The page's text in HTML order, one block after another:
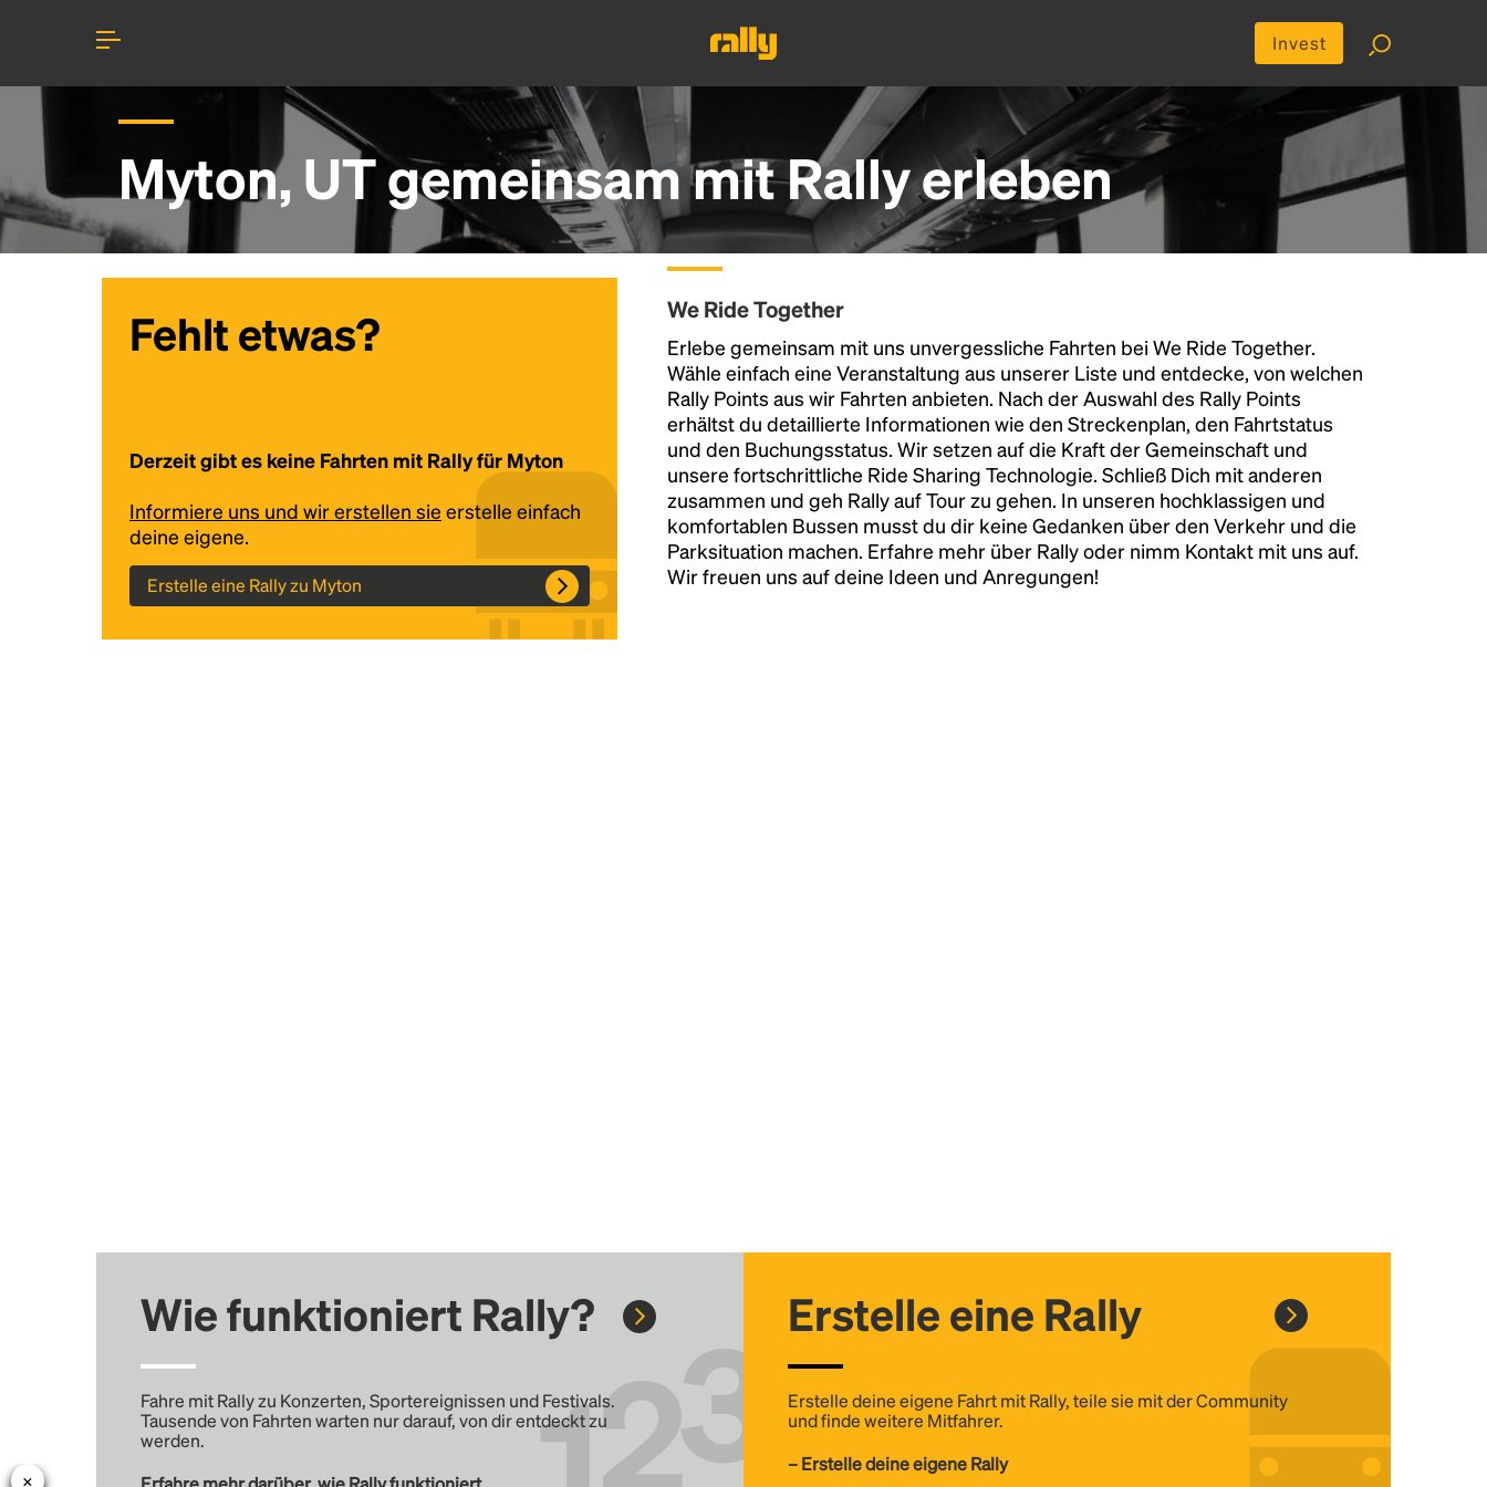
Invest
Myton, UT gemeinsam mit Rally erleben
Fehlt etwas?
Derzeit gibt es keine Fahrten mit Rally für Myton
Informiere uns und wir erstellen sie erstelle einfach
deine eigene.
Erstelle eine Rally zu Myton
We Ride Together
Erlebe gemeinsam mit uns unvergessliche Fahrten bei We Ride Together.
Wähle einfach eine Veranstaltung aus unserer Liste und entdecke, von welchen
Rally Points aus wir Fahrten anbieten. Nach der Auswahl des Rally Points
erhältst du detaillierte Informationen wie den Streckenplan, den Fahrtstatus
und den Buchungsstatus. Wir setzen auf die Kraft der Gemeinschaft und
unsere fortschrittliche Ride Sharing Technologie. Schließ Dich mit anderen
zusammen und geh Rally auf Tour zu gehen. In unseren hochklassigen und
komfortablen Bussen musst du dir keine Gedanken über den Verkehr und die
Parksituation machen. Erfahre mehr über Rally oder nimm Kontakt mit uns auf.
Wir freuen uns auf deine Ideen und Anregungen!
Wie funktioniert Rally?
Fahre mit Rally zu Konzerten, Sportereignissen und Festivals.
Tausende von Fahrten warten nur darauf, von dir entdeckt zu
werden.
Erstelle eine Rally
Erstelle deine eigene Fahrt mit Rally, teile sie mit der Community
und finde weitere Mitfahrer.
– Erstelle deine eigene Rally
Headline
Lorem Ipsum is simply dummy text of the